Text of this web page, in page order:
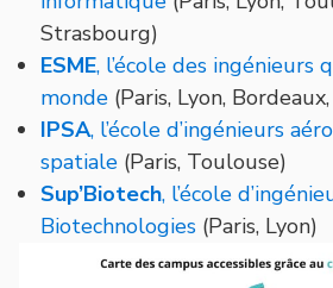
Strasbourg)
ESME, l’école des
monde (Paris, Lyon,
IPSA, l’école d’ingénieurs
spatiale (Paris, Toulouse)
Sup’Biotech, l’école
Biotechnologies (Paris, Lyon)